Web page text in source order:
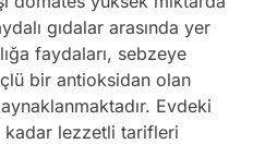
gıdalar arasında yer
faydaları, sebzeye
bir antioksidan olan
Evdeki
lezzetli tarifleri